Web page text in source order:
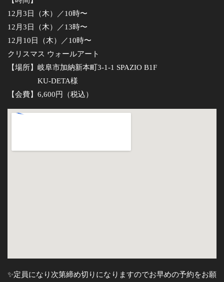
12月3日（木）／10時〜
12月3日（木）／13時〜
12月10日（木）／10時〜
クリスマス ウォールアート
【場所】岐阜市加納新本町3-1-1 SPAZIO B1F
KU-DETA様
【会費】6,600円（税込）
✨定員になり次第締め切りになりますのでお早めの予約をお願